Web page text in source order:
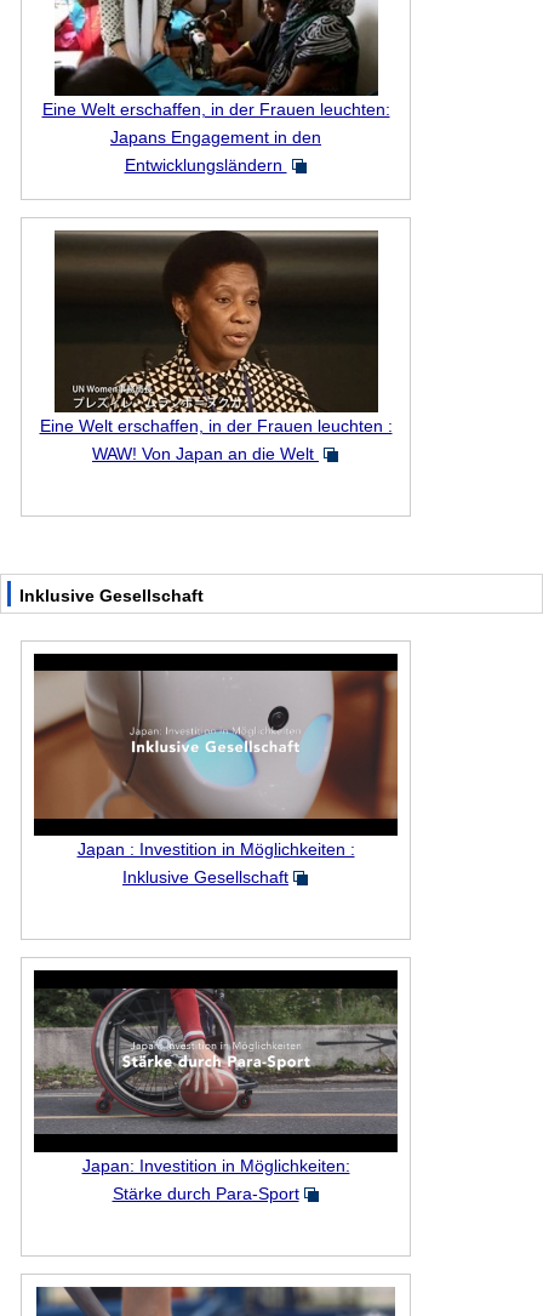
Eine Welt erschaffen, in der Frauen leuchten:
Japans Engagement in den
Entwicklungsländern
Eine Welt erschaffen, in der Frauen leuchten :
WAW! Von Japan an die Welt
Inklusive Gesellschaft
Japan : Investition in Möglichkeiten :
Inklusive Gesellschaft
Japan: Investition in Möglichkeiten:
Stärke durch Para-Sport